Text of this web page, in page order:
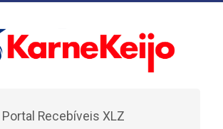
Portal Recebíveis XLZ